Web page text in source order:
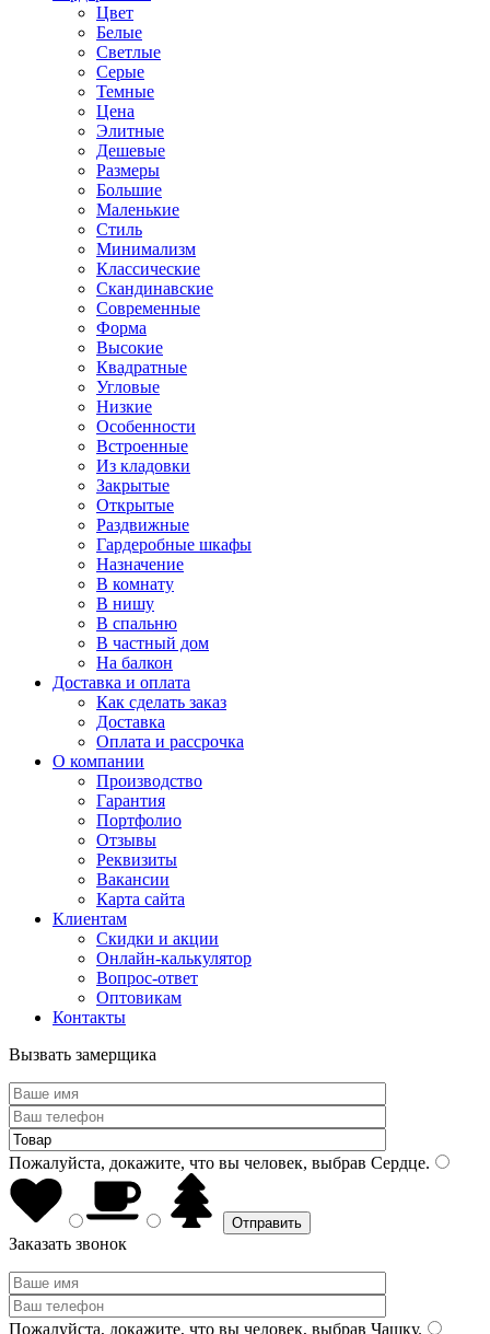
Цвет
Белые
Светлые
Серые
Темные
Цена
Элитные
Дешевые
Размеры
Большие
Маленькие
Стиль
Минимализм
Классические
Скандинавские
Современные
Форма
Высокие
Квадратные
Угловые
Низкие
Особенности
Встроенные
Из кладовки
Закрытые
Открытые
Раздвижные
Гардеробные шкафы
Назначение
В комнату
В нишу
В спальню
В частный дом
На балкон
Доставка и оплата
Как сделать заказ
Доставка
Оплата и рассрочка
О компании
Производство
Гарантия
Портфолио
Отзывы
Реквизиты
Вакансии
Карта сайта
Клиентам
Скидки и акции
Онлайн-калькулятор
Вопрос-ответ
Оптовикам
Контакты
Вызвать замерщика
Пожалуйста, докажите, что вы человек, выбрав Сердце.
Заказать звонок
Пожалуйста, докажите, что вы человек, выбрав Чашку.